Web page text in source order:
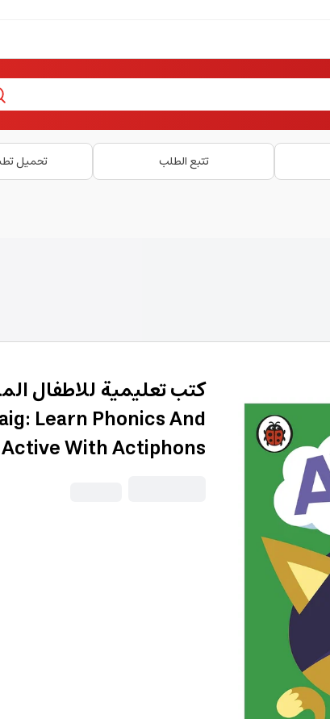
تتبع الطلب تحميل
Learn Phonics And
With Actiphons!